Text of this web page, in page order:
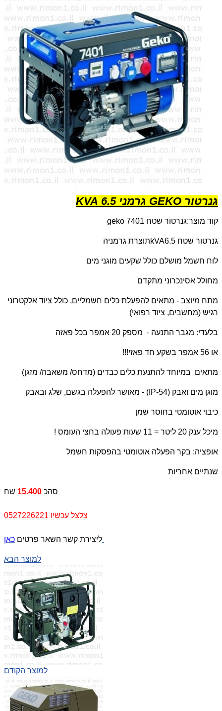
גנרטור GEKO גרמני 6.5 KVA
קוד מוצר:גנרטור שטח geko 7401
גנרטור שטח 6.5 kVAתוצרת גרמניה
לוח חשמל מושלם כולל שקעים מוגני מים
מחולל אסינכרוני מתקדם
מתח מיוצב - מתאים להפעלת כלים חשמליים, כולל ציוד אלקטרוני
רגיש (מחשבים, ציוד רפואי)
בלעדי: מגבר התנעה - מספק 20 אמפר בכל פאזה
או 56 אמפר בשקע חד פאזי!!!
מתאים במיוחד להתנעת כלים כבדים (מדחס/ משאבה/ מזגן)
מוגן מים ואבק (IP-54 ) - מאושר להפעלה בגשם, שלג ובאבק
כיבוי אוטומטי בחוסר שמן
מיכל ענק 20 ליטר = 11 שעות פעולה בחצי העומס !
אופציה: בקר הפעלה אוטומטי בהפסקות חשמל
שנתיים אחריות
סהכ 15.400 שח
צלצל עכשיו 0527226221
ליצירת קשר השאר פרטים
למוצר הבא
למוצר הקודם